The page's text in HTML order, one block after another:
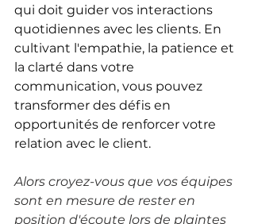
qui doit guider vos interactions
quotidiennes avec les clients. En
cultivant l'empathie, la patience et
la clarté dans votre
communication, vous pouvez
transformer des défis en
opportunités de renforcer votre
relation avec le client.
Alors croyez-vous que vos équipes
sont en mesure de rester en
position d'écoute lors de plaintes